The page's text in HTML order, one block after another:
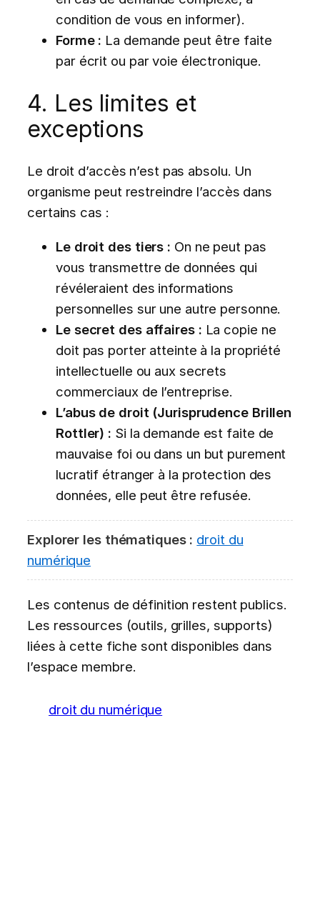
condition de vous en informer).
Forme : La demande peut être faite
par écrit ou par voie électronique.
4. Les limites et
exceptions
Le droit d’accès n’est pas absolu. Un
organisme peut restreindre l’accès dans
certains cas :
Le droit des tiers : On ne peut pas
vous transmettre de données qui
révéleraient des informations
personnelles sur une autre personne.
Le secret des affaires : La copie ne
doit pas porter atteinte à la propriété
intellectuelle ou aux secrets
commerciaux de l’entreprise.
L’abus de droit (Jurisprudence Brillen
Rottler) : Si la demande est faite de
mauvaise foi ou dans un but purement
lucratif étranger à la protection des
données, elle peut être refusée.
Explorer les thématiques : droit du
numérique
Les contenus de définition restent publics.
Les ressources (outils, grilles, supports)
liées à cette fiche sont disponibles dans
l’espace membre.
droit du numérique